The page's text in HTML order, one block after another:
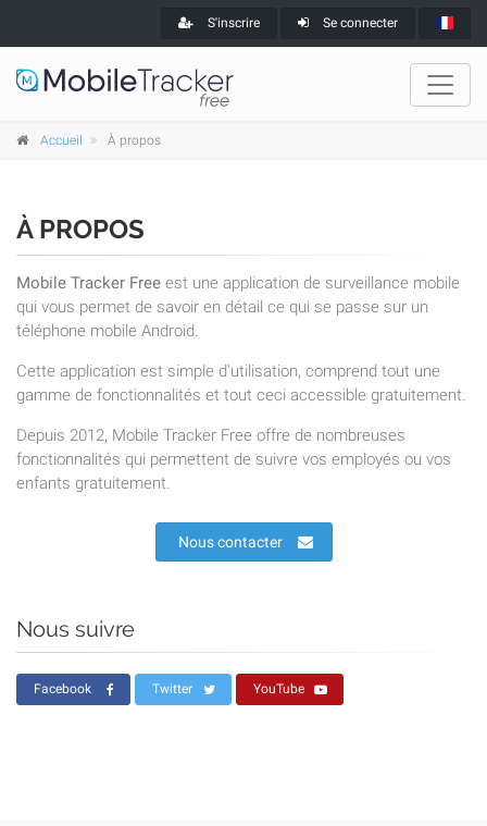
S'inscrire Se connecter
Accueil À propos
À PROPOS
Mobile Tracker Free est une application de surveillance mobile
qui vous permet de savoir en détail ce qui se passe sur un
téléphone mobile Android.
Cette application est simple d'utilisation, comprend tout une
gamme de fonctionnalités et tout ceci accessible gratuitement.
Depuis 2012, Mobile Tracker Free offre de nombreuses
fonctionnalités qui permettent de suivre vos employés ou vos
enfants gratuitement.
Nous contacter
Nous suivre
Facebook Twitter YouTube